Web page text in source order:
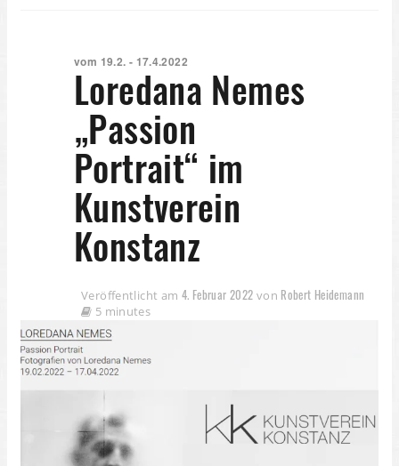
vom 19.2. - 17.4.2022
Loredana Nemes
„Passion
Portrait“ im
Kunstverein
Konstanz
Veröffentlicht am 4. Februar 2022 von Robert Heidemann
5 minutes